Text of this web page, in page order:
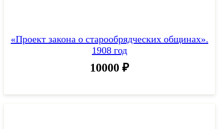
«Проект закона о старообрядческих общинах».
1908 год
10000 ₽